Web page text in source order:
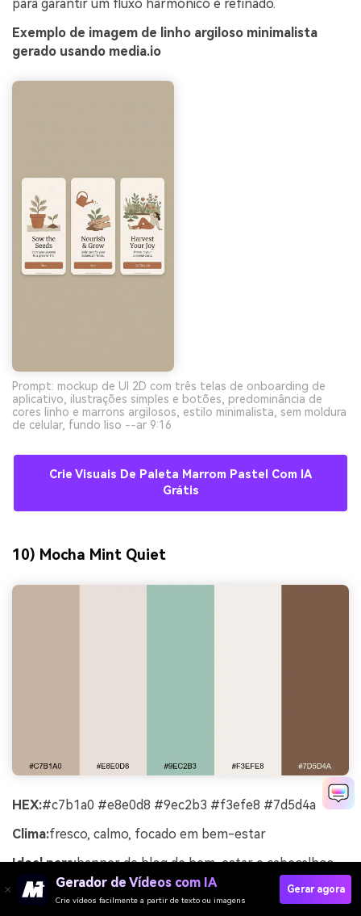
para garantir um fluxo harmônico e refinado.
Exemplo de imagem de linho argiloso minimalista
gerado usando media.io
Prompt: mockup de UI 2D com três telas de onboarding de
aplicativo, ilustrações simples e botões, predominância de
cores linho e marrons argilosos, estilo minimalista, sem moldura
de celular, fundo liso --ar 9:16
Crie Visuais De Paleta Marrom Pastel Com IA
Grátis
10) Mocha Mint Quiet
HEX:#c7b1a0 #e8e0d8 #9ec2b3 #f3efe8 #7d5d4a
Clima:fresco, calmo, focado em bem-estar
Ideal para:banner de blog de bem-estar e cabeçalhos
de seçõesGerador de Vídeos com IA
Crie vídeos facilmente a partir de texto ou imagens
Gerar agora